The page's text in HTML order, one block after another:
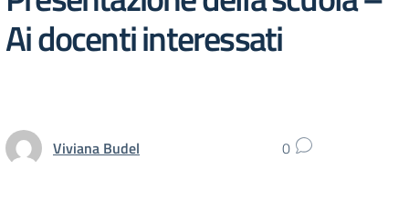
Ai docenti interessati
Viviana Budel 0